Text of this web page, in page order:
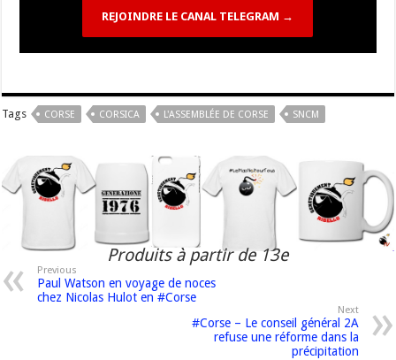
REJOINDRE LE CANAL TELEGRAM →
Tags CORSE CORSICA L'ASSEMBLÉE DE CORSE SNCM
Produits à partir de 13e
Previous
Paul Watson en voyage de noces
chez Nicolas Hulot en #Corse
Next
#Corse – Le conseil général 2A
refuse une réforme dans la
précipitation